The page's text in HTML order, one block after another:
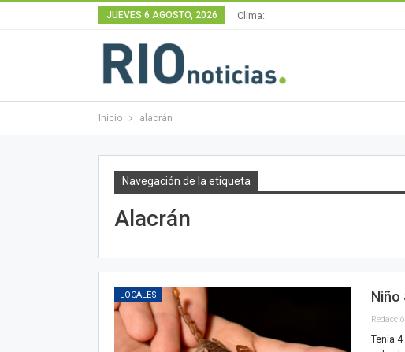
JUEVES 6 AGOSTO, 2026 Clima:
Inicio alacrán
Navegación de la etiqueta
Alacrán
LOCALES Niño
Tenía